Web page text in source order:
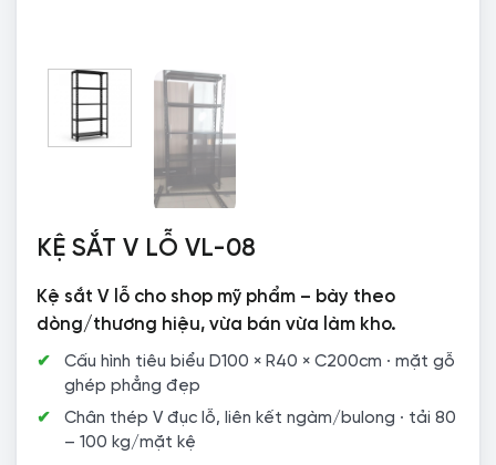
KỆ SẮT V LỖ VL-08
Kệ sắt V lỗ cho shop mỹ phẩm – bày theo
dòng/thương hiệu, vừa bán vừa làm kho.
Cấu hình tiêu biểu D100 × R40 × C200cm · mặt gỗ
ghép phẳng đẹp
Chân thép V đục lỗ, liên kết ngàm/bulong · tải 80
– 100 kg/mặt kệ